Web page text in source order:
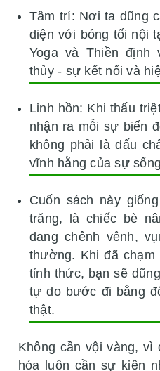
Tâm trí: Nơi ta dũng
diện với bóng tối nội
Yoga và Thiền định
thủy - sự kết nối và
Linh hồn: Khi thấu
nhận ra mỗi sự biến
không phải là dấu
vĩnh hằng của sự
Cuốn sách này
trăng, là chiếc bè
đang chênh vênh,
thường. Khi đã
tỉnh thức, bạn sẽ
tự do bước đi bằng
thật.
Không cần vội vàng, vì
hóa luôn cần sự kiên